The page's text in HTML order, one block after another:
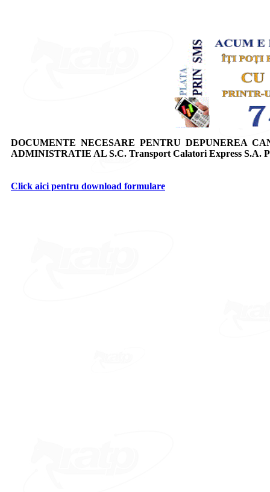
DOCUMENTE NECESARE PENTRU DEPUNEREA
ADMINISTRATIE AL S.C. Transport Calatori Express S.A.
Click aici pentru download formulare